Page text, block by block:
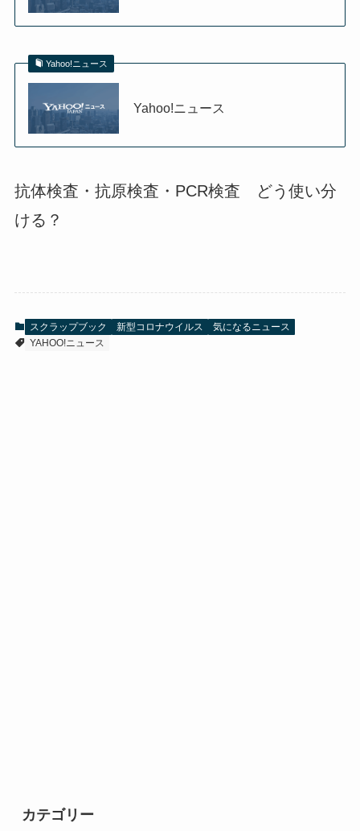
Yahoo!ニュース
Yahoo!ニュース
抗体検査・抗原検査・PCR検査 どう使い分
ける？
スクラップブック 新型コロナウイルス
気になるニュース
YAHOO!ニュース
カテゴリー